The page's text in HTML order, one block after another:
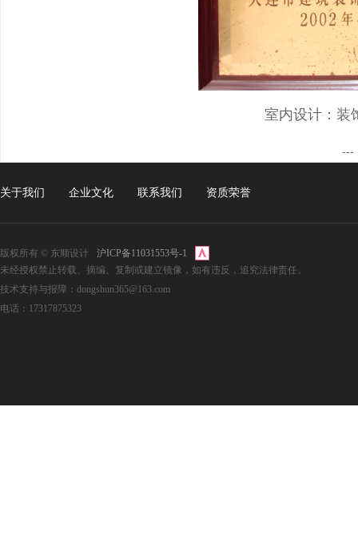
室内设计：装
---
关于我们 企业文化 联系我们 资质荣誉
版权所有 © 东顺设计
沪ICP备11031553号-1
未经授权禁止转载、摘编、复制或建立镜像，如有违反，追究法律责任。
技术支持与报障：dongshun365@163.com
电话：17317875323